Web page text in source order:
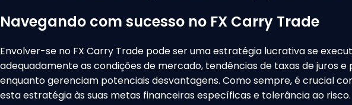
Navegando com sucesso no FX Carry Trade
Envolver-se no FX Carry Trade pode ser uma estratégia lucrativa se
adequadamente as condições de mercado, tendências de taxas de juros
enquanto gerenciam potenciais desvantagens. Como sempre, é crucial
esta estratégia às suas metas financeiras específicas e tolerância ao risco.